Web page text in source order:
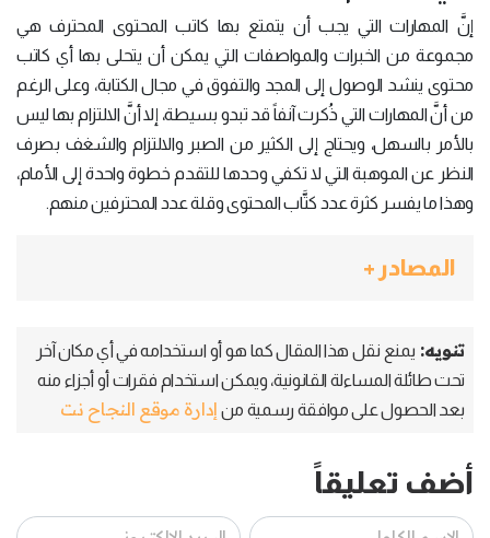
إنَّ المهارات التي يجب أن يتمتع بها كاتب المحتوى المحترف هي
مجموعة من الخبرات والمواصفات التي يمكن أن يتحلى بها أي كاتب
محتوى ينشد الوصول إلى المجد والتفوق في مجال الكتابة، وعلى الرغم
من أنَّ المهارات التي ذُكرت آنفاً قد تبدو بسيطة، إلا أنَّ الالتزام بها ليس
بالأمر بالسهل، ويحتاج إلى الكثير من الصبر والالتزام والشغف بصرف
النظر عن الموهبة التي لا تكفي وحدها للتقدم خطوة واحدة إلى الأمام،
وهذا ما يفسر كثرة عدد كتَّاب المحتوى وقلة عدد المحترفين منهم.
المصادر +
تنويه: يمنع نقل هذا المقال كما هو أو استخدامه في أي مكان آخر
تحت طائلة المساءلة القانونية، ويمكن استخدام فقرات أو أجزاء منه
بعد الحصول على موافقة رسمية من إدارة موقع النجاح نت
أضف تعليقاً